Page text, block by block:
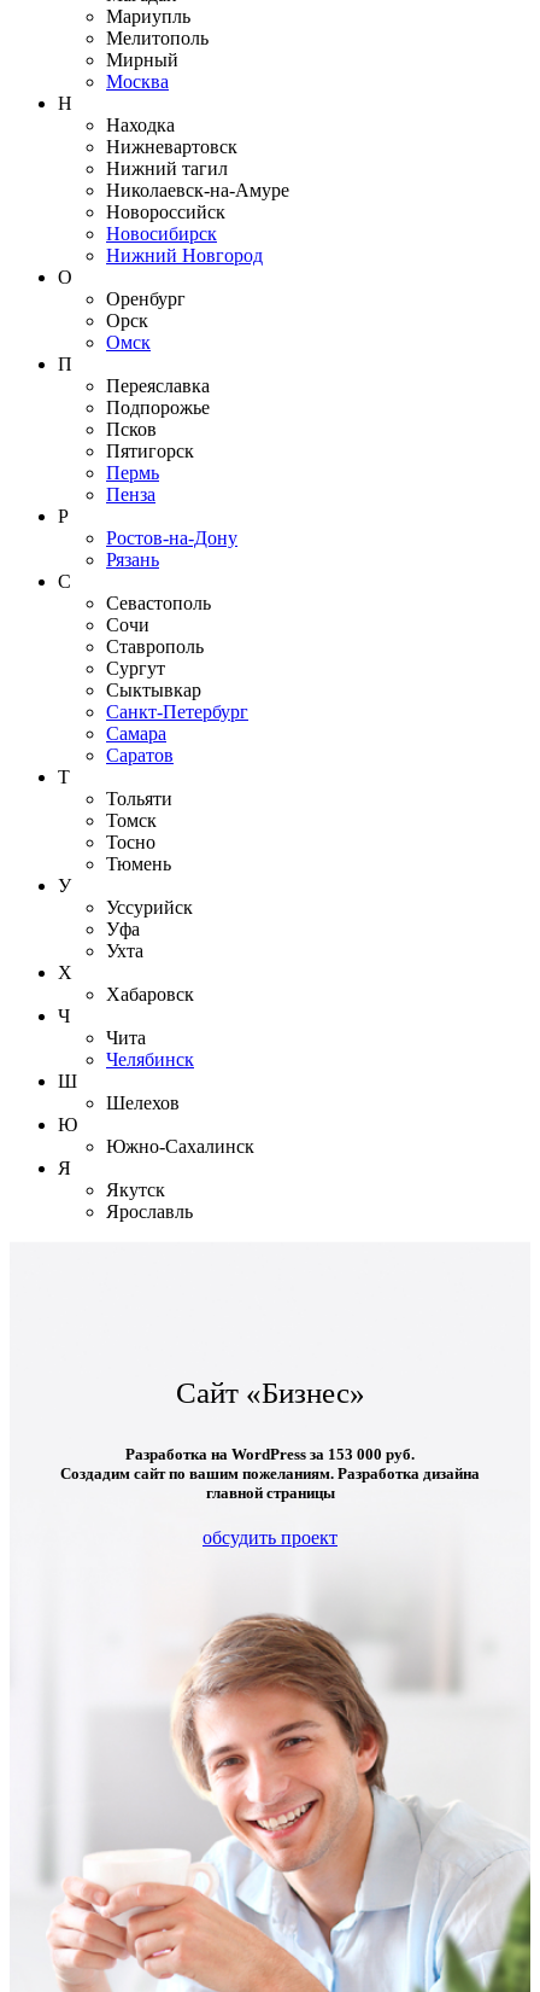
Мариупль
Мелитополь
Мирный
Москва
Н
Находка
Нижневартовск
Нижний тагил
Николаевск-на-Амуре
Новороссийск
Новосибирск
Нижний Новгород
О
Оренбург
Орск
Омск
П
Переяславка
Подпорожье
Псков
Пятигорск
Пермь
Пенза
Р
Ростов-на-Дону
Рязань
С
Севастополь
Сочи
Ставрополь
Сургут
Сыктывкар
Санкт-Петербург
Самара
Саратов
Т
Тольяти
Томск
Тосно
Тюмень
У
Уссурийск
Уфа
Ухта
Х
Хабаровск
Ч
Чита
Челябинск
Ш
Шелехов
Ю
Южно-Сахалинск
Я
Якутск
Ярославль
Сайт «Бизнес»
Разработка на WordPress за 153 000 руб.
Создадим сайт по вашим пожеланиям. Разработка дизайна
главной страницы
обсудить проект